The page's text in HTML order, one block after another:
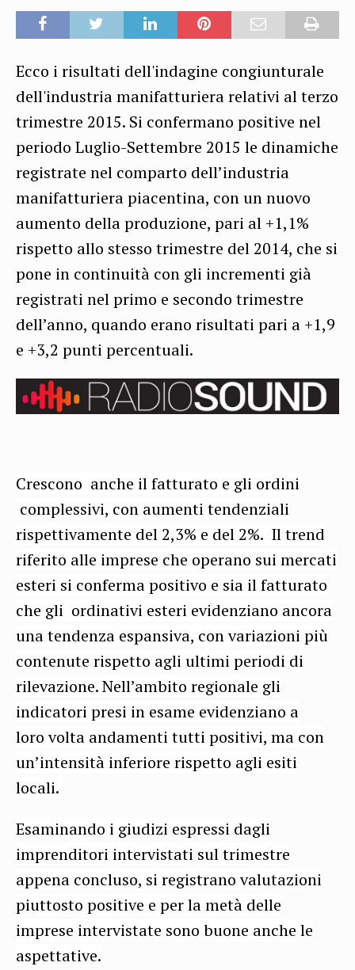
Ecco i risultati dell'indagine congiunturale
dell'industria manifatturiera relativi al terzo
trimestre 2015. Si confermano positive nel
periodo Luglio-Settembre 2015 le dinamiche
registrate nel comparto dell’industria
manifatturiera piacentina, con un nuovo
aumento della produzione, pari al +1,1%
rispetto allo stesso trimestre del 2014, che si
pone in continuità con gli incrementi già
registrati nel primo e secondo trimestre
dell’anno, quando erano risultati pari a +1,9
e +3,2 punti percentuali.
Crescono anche il fatturato e gli ordini
complessivi, con aumenti tendenziali
rispettivamente del 2,3% e del 2%. Il trend
riferito alle imprese che operano sui mercati
esteri si conferma positivo e sia il fatturato
che gli ordinativi esteri evidenziano ancora
una tendenza espansiva, con variazioni più
contenute rispetto agli ultimi periodi di
rilevazione. Nell’ambito regionale gli
indicatori presi in esame evidenziano a
loro volta andamenti tutti positivi, ma con
un’intensità inferiore rispetto agli esiti
locali.
Esaminando i giudizi espressi dagli
imprenditori intervistati sul trimestre
appena concluso, si registrano valutazioni
piuttosto positive e per la metà delle
imprese intervistate sono buone anche le
aspettative.